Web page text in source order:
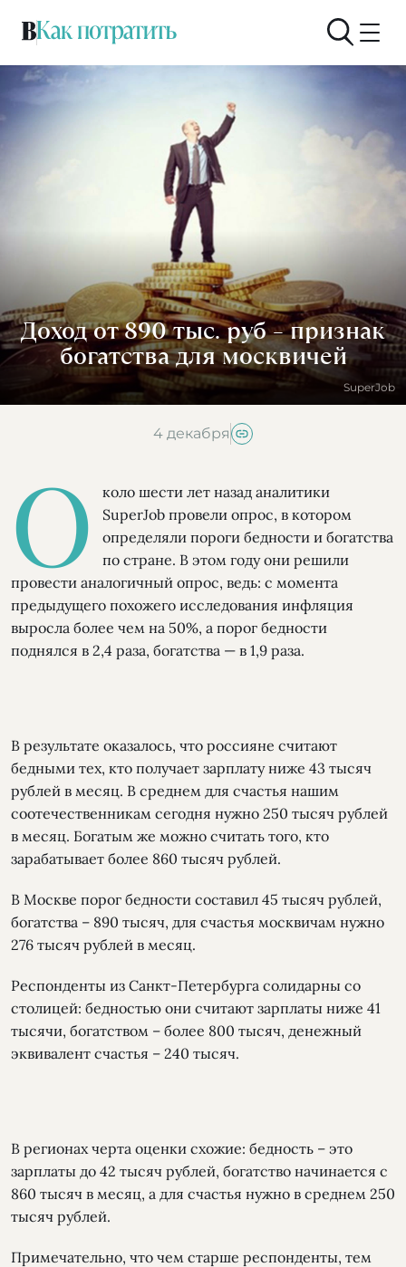
Доход от 890 тыс. руб – признак
богатства для москвичей
SuperJob
4 декабря
О
коло шести лет назад аналитики
SuperJob провели опрос, в котором
определяли пороги бедности и богатства
по стране. В этом году они решили
провести аналогичный опрос, ведь: с момента
предыдущего похожего исследования инфляция
выросла более чем на 50%, а порог бедности
поднялся в 2,4 раза, богатства — в 1,9 раза.
В результате оказалось, что россияне считают
бедными тех, кто получает зарплату ниже 43 тысяч
рублей в месяц. В среднем для счастья нашим
соотечественникам сегодня нужно 250 тысяч рублей
в месяц. Богатым же можно считать того, кто
зарабатывает более 860 тысяч рублей.
В Москве порог бедности составил 45 тысяч рублей,
богатства – 890 тысяч, для счастья москвичам нужно
276 тысяч рублей в месяц.
Респонденты из Санкт-Петербурга солидарны со
столицей: бедностью они считают зарплаты ниже 41
тысячи, богатством – более 800 тысяч, денежный
эквивалент счастья – 240 тысяч.
В регионах черта оценки схожие: бедность – это
зарплаты до 42 тысяч рублей, богатство начинается с
860 тысяч в месяц, а для счастья нужно в среднем 250
тысяч рублей.
Примечательно, что чем старше респонденты, тем